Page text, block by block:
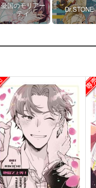
憂国のモリアー
ティ
Dr.STONE